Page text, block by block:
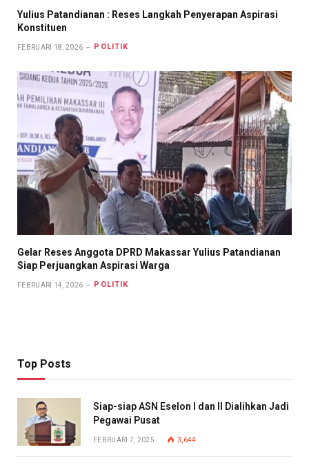
Yulius Patandianan : Reses Langkah Penyerapan Aspirasi
Konstituen
FEBRUARI 18, 2026 POLITIK
Gelar Reses Anggota DPRD Makassar Yulius Patandianan
Siap Perjuangkan Aspirasi Warga
FEBRUARI 14, 2026 POLITIK
Top Posts
Siap-siap ASN Eselon I dan II Dialihkan Jadi
Pegawai Pusat
FEBRUARI 7, 2025 3,644